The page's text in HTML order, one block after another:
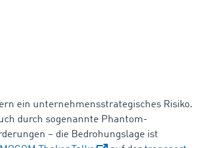
ein unternehmensstrategisches Risiko.
durch sogenannte Phantom-
– die Bedrohungslage ist